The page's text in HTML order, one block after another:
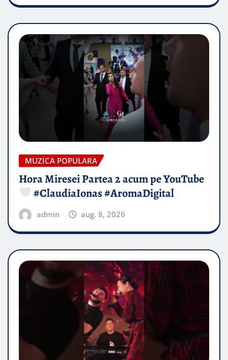
MUZICA POPULARA
Hora Miresei Partea 2 acum pe YouTube
#ClaudiaIonas #AromaDigital
admin aug. 8, 2026